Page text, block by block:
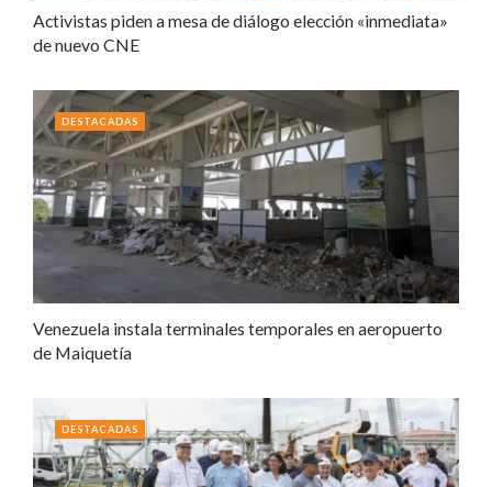
Activistas piden a mesa de diálogo elección «inmediata»
de nuevo CNE
Venezuela instala terminales temporales en aeropuerto
de Maiquetía
DESTACADAS
DESTACADAS